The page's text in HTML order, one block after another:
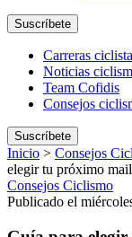
Suscríbete
Carreras
Noticias
Team Cofidis
Consejos
Suscríbete
Inicio > Consejos
elegir tu próximo
Consejos Ciclismo
Publicado el